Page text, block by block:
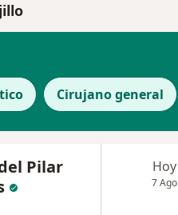
Cirujano general
Pilar
Hoy
7 Ago